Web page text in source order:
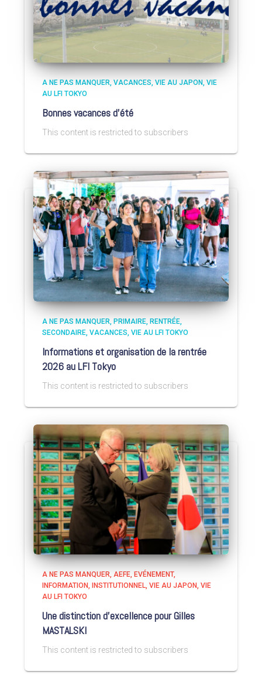
A NE PAS MANQUER VACANCES VIE AU JAPON VIE
AU LFI TOKYO
Bonnes vacances d’été
This content is restricted to subscribers
A NE PAS MANQUER PRIMAIRE RENTRÉE
SECONDAIRE VACANCES VIE AU LFI TOKYO
Informations et organisation de la rentrée
2026 au LFI Tokyo
This content is restricted to subscribers
A NE PAS MANQUER AEFE EVÉNEMENT
INFORMATION
INSTITUTIONNEL VIE AU JAPON VIE
AU LFI TOKYO
Une distinction d’excellence pour Gilles
MASTALSKI
This content is restricted to subscribers